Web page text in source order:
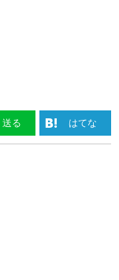
送る はてな